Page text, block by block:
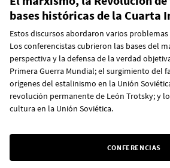
bases históricas de la Cuarta
Estos discursos abordaron varios
Los conferencistas cubrieron las bases del
perspectiva y la defensa de la verdad
Primera Guerra Mundial; el surgimiento del
orígenes del estalinismo en la Unión
revolución permanente de León Trotsky; y
cultura en la Unión Soviética.
CONFERENCIAS